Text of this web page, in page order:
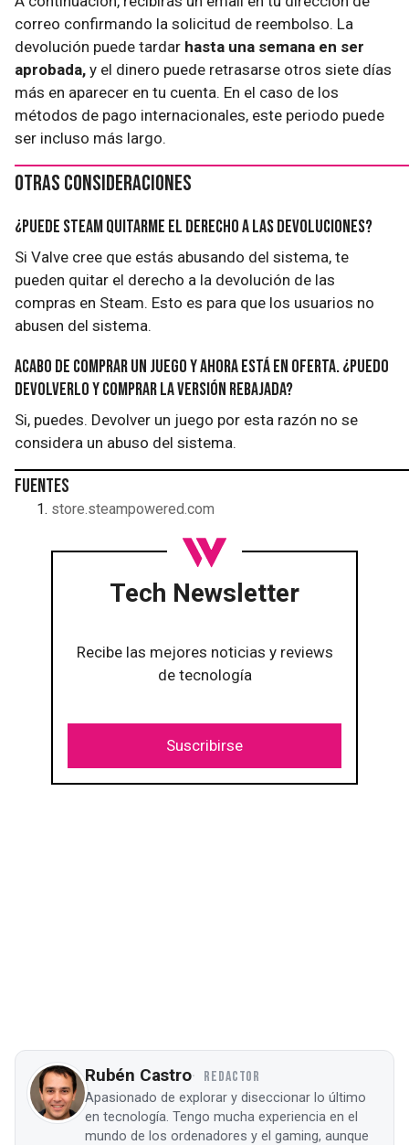
correo confirmando la solicitud de reembolso. La
devolución puede tardar hasta una semana en ser
aprobada, y el dinero puede retrasarse otros siete días
más en aparecer en tu cuenta. En el caso de los
métodos de pago internacionales, este periodo puede
ser incluso más largo.
Otras consideraciones
¿Puede Steam quitarme el derecho a las devoluciones?
Si Valve cree que estás abusando del sistema, te
pueden quitar el derecho a la devolución de las
compras en Steam. Esto es para que los usuarios no
abusen del sistema.
Acabo de comprar un juego y ahora está en oferta. ¿Puedo
devolverlo y comprar la versión rebajada?
Si, puedes. Devolver un juego por esta razón no se
considera un abuso del sistema.
Fuentes
store.steampowered.com
Tech Newsletter
Recibe las mejores noticias y reviews
de tecnología
Suscribirse
Rubén Castro REDACTOR
Apasionado de explorar y diseccionar lo último
en tecnología. Tengo mucha experiencia en el
mundo de los ordenadores y el gaming, aunque